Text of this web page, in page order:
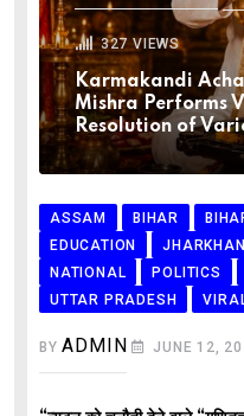
327 VIEWS
Karmakandi
Mishra Performs
Resolution of
ASSAM BIHAR
EDUCATION
NATIONAL
POLITICS
UTTAR PRADESH
BYADMIN JUNE 12,